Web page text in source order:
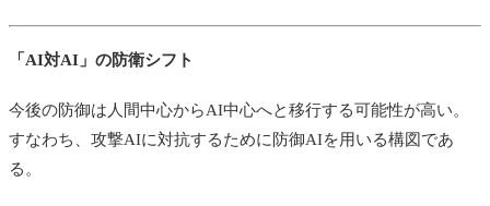
「AI対AI」の防衛シフト
今後の防御は人間中心からAI中心へと移行する可能性が高い。
すなわち、攻撃AIに対抗するために防御AIを用いる構図であ
る。